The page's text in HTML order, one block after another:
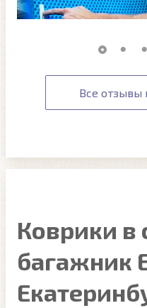
Все отзывы
Коврики в
багажник